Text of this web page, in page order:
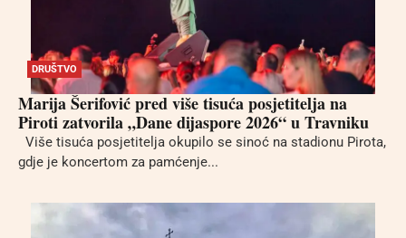
DRUŠTVO
Marija Šerifović pred više tisuća posjetitelja na
Piroti zatvorila „Dane dijaspore 2026“ u Travniku
Više tisuća posjetitelja okupilo se sinoć na stadionu Pirota,
gdje je koncertom za pamćenje...